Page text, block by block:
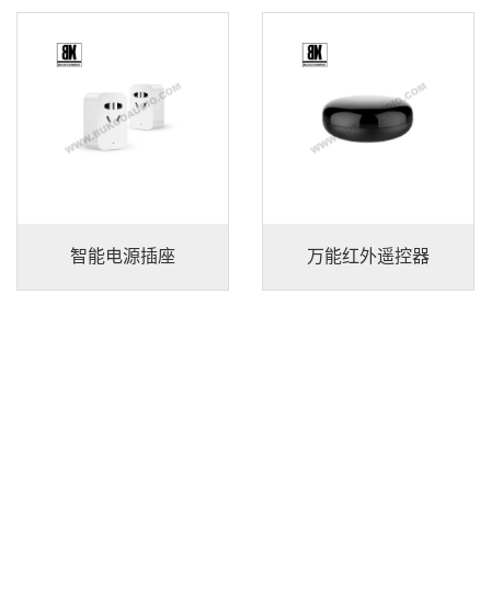
智能电源插座
智能电源插座
万能红外遥控器
万能红外遥控器